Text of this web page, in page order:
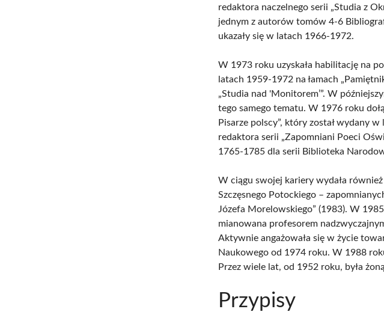
redaktora naczelnego serii „Studia z
jednym z autorów tomów 4-6
ukazały się w latach 1966-1972.
W 1973 roku uzyskała habilitację na
latach 1959-1972 na łamach
„Studia nad 'Monitorem’”. W
tego samego tematu. W 1976 roku
Pisarze polscy”, który został wydany
redaktora serii „Zapomniani Poeci
1765-1785 dla serii Biblioteka
W ciągu swojej kariery wydała
Szczęsnego Potockiego –
Józefa Morelowskiego” (1983). W
mianowana profesorem
Aktywnie angażowała się w życie
Naukowego od 1974 roku. W 1988
Przez wiele lat, od 1952 roku, była
Przypisy